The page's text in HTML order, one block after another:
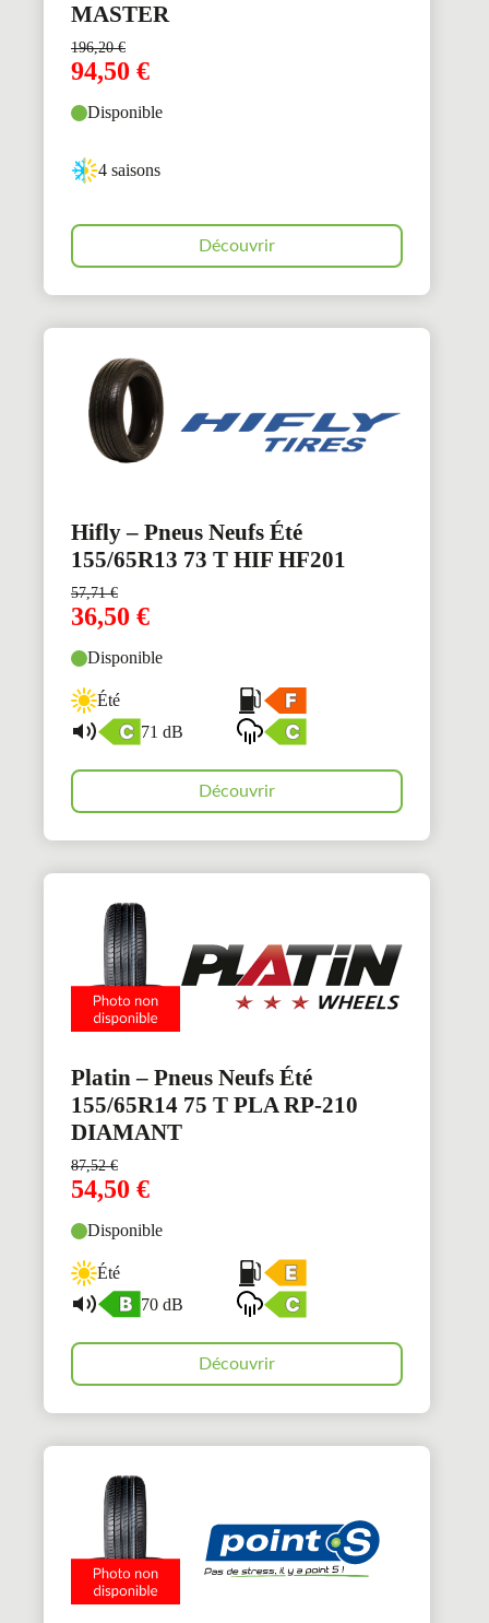
MASTER
196,20€
94,50 €
Disponible
4 saisons
Découvrir
Hifly – Pneus Neufs Été
155/65R13 73 T HIF HF201
57,71€
36,50 €
Disponible
Été
71 dB
Découvrir
Platin – Pneus Neufs Été
155/65R14 75 T PLA RP-210
DIAMANT
87,52€
54,50 €
Disponible
Été
70 dB
Découvrir